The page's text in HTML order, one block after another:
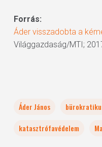
Forrás:
Áder visszadobta a
Világgazdaság/MTI;
Áder János
katasztrófavédelem